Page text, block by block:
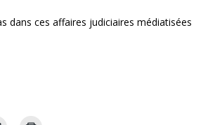
dans ces affaires judiciaires médiatisées